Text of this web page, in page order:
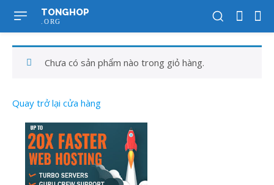
TONGHOP
.ORG
Chưa có sản phẩm nào trong giỏ hàng.
Quay trở lại cửa hàng